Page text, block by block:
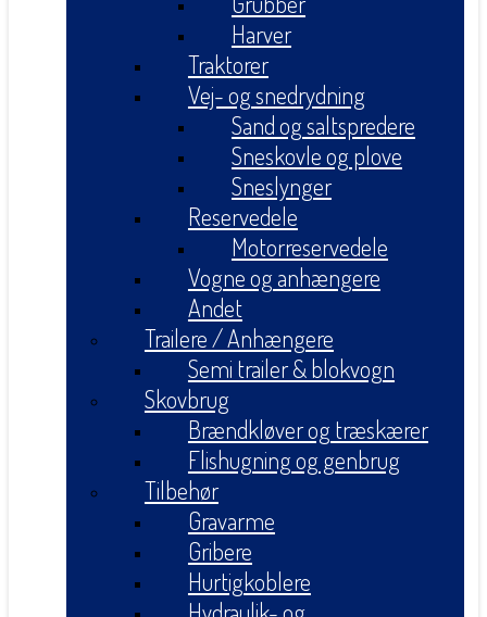
Harver
Traktorer
Vej- og snedrydning
Sand og saltspredere
Sneskovle og plove
Sneslynger
Reservedele
Motorreservedele
Vogne og anhængere
Andet
Trailere / Anhængere
Semi trailer & blokvogn
Skovbrug
Brændkløver og træskærer
Flishugning og genbrug
Tilbehør
Gravarme
Gribere
Hurtigkoblere